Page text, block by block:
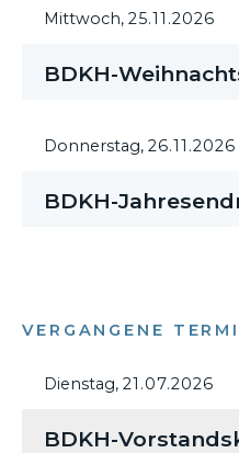
Mittwoch, 25.11.2026
BDKH-
Donnerstag, 26.11.2026
BDKH-
VERGANGENE
Dienstag, 21.07.2026
BDKH-